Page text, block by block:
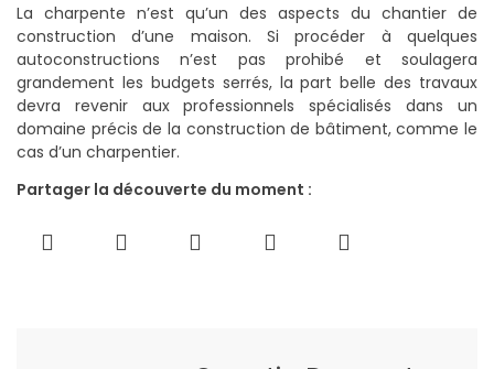
La charpente n’est qu’un des aspects du chantier de
construction d’une maison. Si procéder à quelques
autoconstructions n’est pas prohibé et soulagera
grandement les budgets serrés, la part belle des travaux
devra revenir aux professionnels spécialisés dans un
domaine précis de la construction de bâtiment, comme le
cas d’un charpentier.
Partager la découverte du moment :